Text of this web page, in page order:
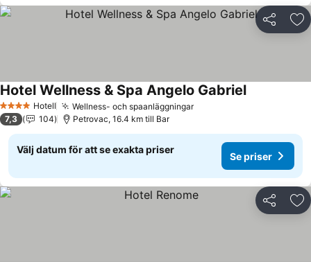
Dela
4 StjärnorHotell Wellness- och spaanläggningar
Hotel Wellness & Spa Angelo Gabriel
7,3 104 Petrovac, 16.4 km till Bar
Välj datum för att se exakta priser
Se priser
Dela